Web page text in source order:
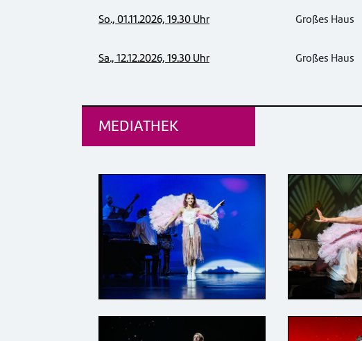
So., 01.11.2026, 19.30 Uhr Großes Haus
Sa., 12.12.2026, 19.30 Uhr Großes Haus
MEDIATHEK